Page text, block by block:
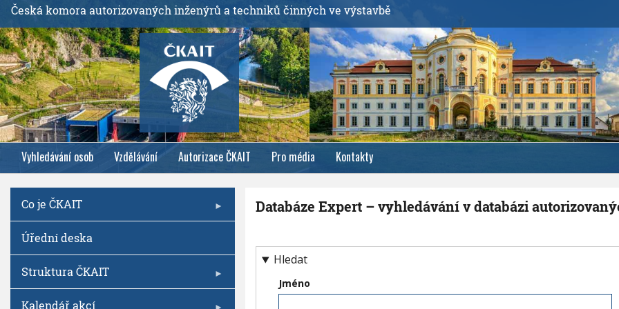
ř
e
j
í
t
k
h
l
v
Česká komora autorizovaných inženýrů a techniků činných ve výstavbě
Vyhledávání osob Vzdělávání Autorizace ČKAIT Pro média Kontakty
Databáze Expert – vyhledávání v databázi
Hledat
Jméno
Co je ČKAIT
Úřední deska
Struktura ČKAIT
Kalendář akcí